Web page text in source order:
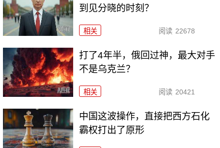
到见分晓的时刻？
相关 阅读 22678
打了4年半，俄回过神，最大对手
不是乌克兰？
相关 阅读 20421
中国这波操作，直接把西方石化
霸权打出了原形